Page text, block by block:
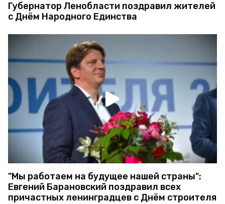
Губернатор Ленобласти поздравил жителей
с Днём Народного Единства
"Мы работаем на будущее нашей страны":
Евгений Барановский поздравил всех
причастных ленинградцев с Днём строителя